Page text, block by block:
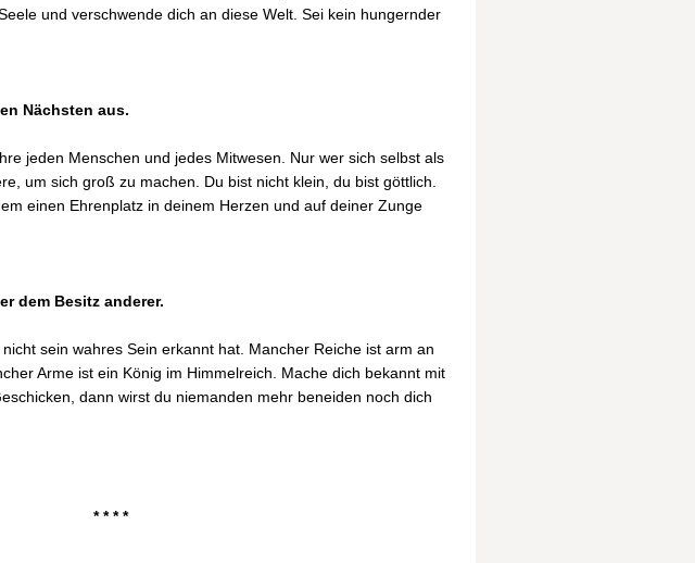
und verschwende dich an diese Welt. Sei kein hungernder
Nächsten aus.
jeden Menschen und jedes Mitwesen. Nur wer sich selbst als
um sich groß zu machen. Du bist nicht klein, du bist göttlich.
einen Ehrenplatz in deinem Herzen und auf deiner Zunge
dem Besitz anderer.
sein wahres Sein erkannt hat. Mancher Reiche ist arm an
Arme ist ein König im Himmelreich. Mache dich bekannt mit
dann wirst du niemanden mehr beneiden noch dich
* * * *